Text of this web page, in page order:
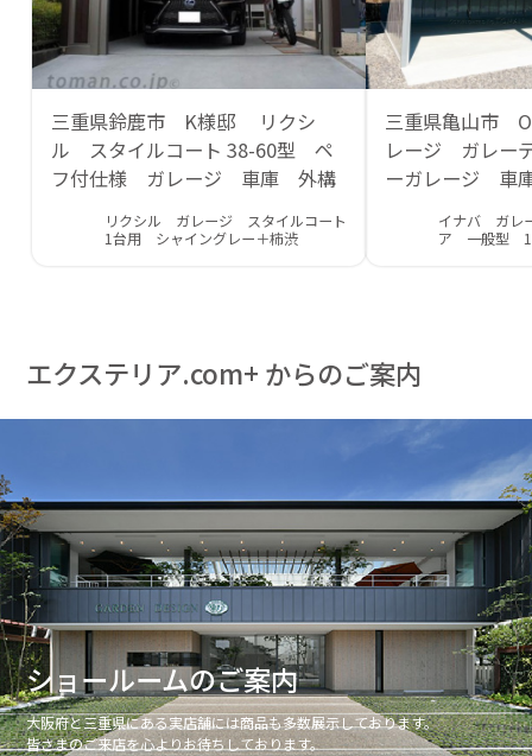
三重県鈴鹿市 K様邸 リクシ
ル スタイルコート 38-60型 ペ
フ付仕様 ガレージ 車庫 外構
リクシル ガレージ スタイルコート
1台用 シャイングレー＋柿渋
三重県亀山市
レージ ガレー
ーガレージ 車
イナバ ガレ
ア 一般型 1
エクステリア.com+ からのご案内
ショールームのご案内
大阪府と三重県にある実店舗には商品も多数展示しております。
皆さまのご来店を心よりお待ちしております。